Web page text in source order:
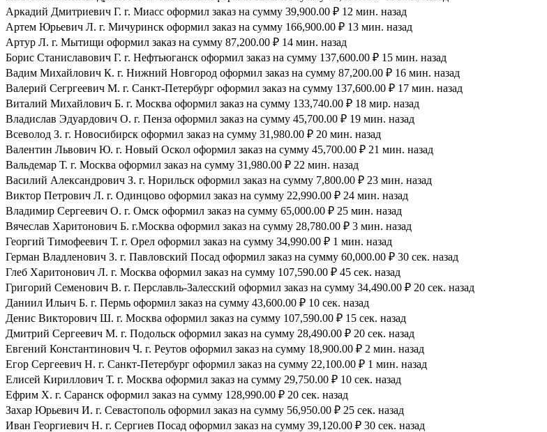
Аркадий Дмитриевич Г. г. Миасс оформил заказ на сумму 39,900.00 ₽ 12 мин. назад
Артем Юрьевич Л. г. Мичуринск оформил заказ на сумму 166,900.00 ₽ 13 мин. назад
Артур Л. г. Мытищи оформил заказ на сумму 87,200.00 ₽ 14 мин. назад
Борис Станиславович Г. г. Нефтьюганск оформил заказ на сумму 137,600.00 ₽ 15 мин. назад
Вадим Михайлович К. г. Нижний Новгород оформил заказ на сумму 87,200.00 ₽ 16 мин. назад
Валерий Сегргеевич М. г. Санкт-Петербург оформил заказ на сумму 137,600.00 ₽ 17 мин. назад
Виталий Михайлович Б. г. Москва оформил заказ на сумму 133,740.00 ₽ 18 мир. назад
Владислав Эдуардович О. г. Пенза оформил заказ на сумму 45,700.00 ₽ 19 мин. назад
Всеволод З. г. Новосибирск оформил заказ на сумму 31,980.00 ₽ 20 мин. назад
Валентин Львович Ю. г. Новый Оскол оформил заказ на сумму 45,700.00 ₽ 21 мин. назад
Вальдемар Т. г. Москва оформил заказ на сумму 31,980.00 ₽ 22 мин. назад
Василий Александрович З. г. Норильск оформил заказ на сумму 7,800.00 ₽ 23 мин. назад
Виктор Петрович Л. г. Одинцово оформил заказ на сумму 22,990.00 ₽ 24 мин. назад
Владимир Сергеевич О. г. Омск оформил заказ на сумму 65,000.00 ₽ 25 мин. назад
Вячеслав Харитонович Б. г.Москва оформил заказ на сумму 28,780.00 ₽ 3 мин. назад
Георгий Тимофеевич Т. г. Орел оформил заказ на сумму 34,990.00 ₽ 1 мин. назад
Герман Владленович З. г. Павловский Посад оформил заказ на сумму 60,000.00 ₽ 30 сек. назад
Глеб Харитонович Л. г. Москва оформил заказ на сумму 107,590.00 ₽ 45 сек. назад
Григорий Семенович В. г. Перславль-Залесский оформил заказ на сумму 34,490.00 ₽ 20 сек. назад
Даниил Ильич Б. г. Пермь оформил заказ на сумму 43,600.00 ₽ 10 сек. назад
Денис Викторович Ш. г. Москва оформил заказ на сумму 107,590.00 ₽ 15 сек. назад
Дмитрий Сергеевич М. г. Подольск оформил заказ на сумму 28,490.00 ₽ 20 сек. назад
Евгений Константинович Ч. г. Реутов оформил заказ на сумму 18,900.00 ₽ 2 мин. назад
Егор Сергеевич Н. г. Санкт-Петербург оформил заказ на сумму 22,100.00 ₽ 1 мин. назад
Елисей Кириллович Т. г. Москва оформил заказ на сумму 29,750.00 ₽ 10 сек. назад
Ефрим Х. г. Саранск оформил заказ на сумму 128,990.00 ₽ 20 сек. назад
Захар Юрьевич И. г. Севастополь оформил заказ на сумму 56,950.00 ₽ 25 сек. назад
Иван Георгиевич Н. г. Сергиев Посад оформил заказ на сумму 39,120.00 ₽ 30 сек. назад